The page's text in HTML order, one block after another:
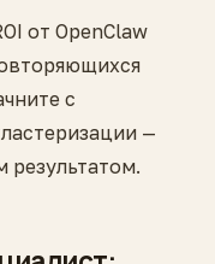
от OpenClaw
с
—